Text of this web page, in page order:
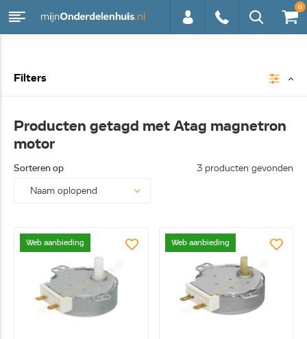
0
Filters
Producten getagd met Atag magnetron
motor
Sorteren op 3 producten gevonden
Web aanbieding Web aanbieding